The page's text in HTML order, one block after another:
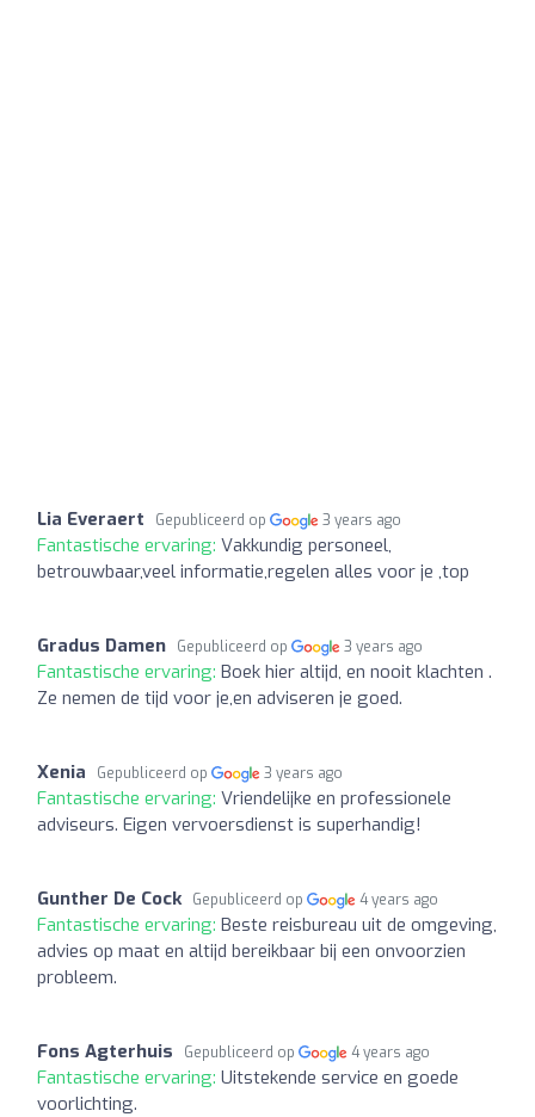
Lia Everaert Gepubliceerd op 3 years ago
Fantastische ervaring: Vakkundig personeel,
betrouwbaar,veel informatie,regelen alles voor je ,top
Gradus Damen Gepubliceerd op 3 years ago
Fantastische ervaring: Boek hier altijd, en nooit klachten .
Ze nemen de tijd voor je,en adviseren je goed.
Xenia Gepubliceerd op 3 years ago
Fantastische ervaring: Vriendelijke en professionele
adviseurs. Eigen vervoersdienst is superhandig!
Gunther De Cock Gepubliceerd op 4 years ago
Fantastische ervaring: Beste reisbureau uit de omgeving,
advies op maat en altijd bereikbaar bij een onvoorzien
probleem.
Fons Agterhuis Gepubliceerd op 4 years ago
Fantastische ervaring: Uitstekende service en goede
voorlichting.